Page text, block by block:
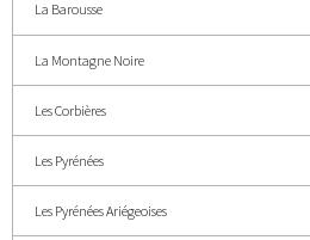
La Barousse
La Montagne Noire
Les Corbières
Les Pyrénées
Les Pyrénées Ariégeoises